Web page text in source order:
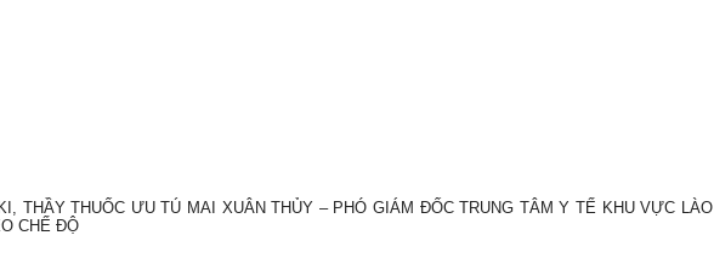
THẦY THUỐC ƯU TÚ MAI XUÂN THỦY – PHÓ GIÁM ĐỐC TRUNG TÂM Y TẾ KHU VỰC
CHẾ ĐỘ